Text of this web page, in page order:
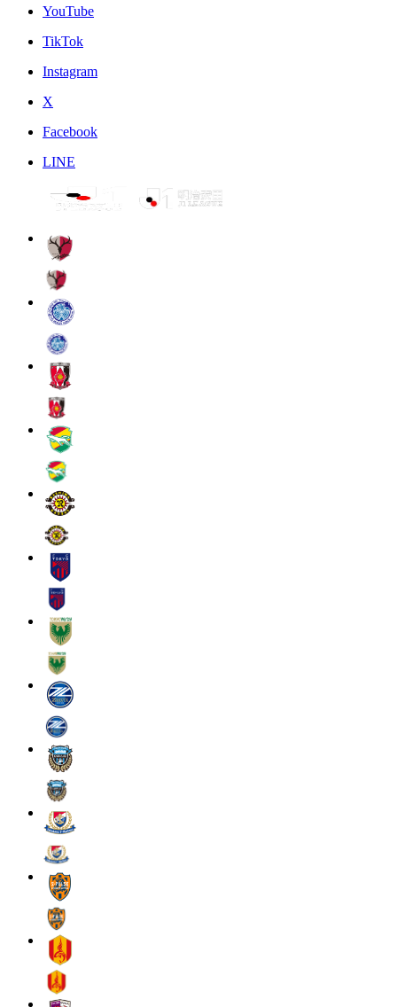
YouTube
TikTok
Instagram
X
Facebook
LINE